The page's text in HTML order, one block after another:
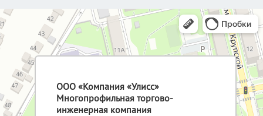
ООО «Компания «Улисс»
Многопрофильная торгово-
инженерная компания